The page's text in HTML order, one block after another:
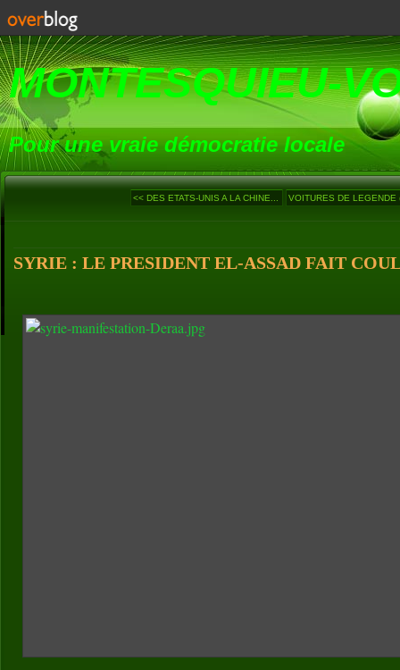
MONTESQUIEU-
Pour une vraie démocratie locale
<< DES ETATS-UNIS A LA CHINE... VOITURES DE LEGENDE
SYRIE : LE PRESIDENT EL-ASSAD FAIT